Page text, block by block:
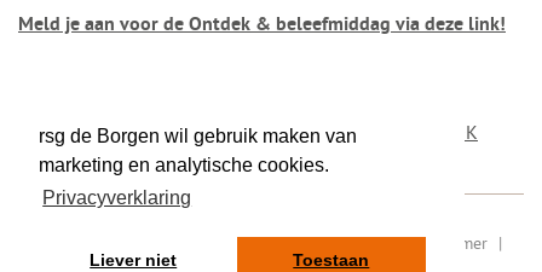
rsg de Borgen wil gebruik maken van
marketing en analytische cookies.
Privacyverklaring
Liever niet Toestaan
Meld je aan voor de Ontdek & beleefmiddag via deze link!
DEEL DIT BERICHT OP TWITTER OP FACEBOOK
RSIN/ fiscaal nummer: 8077.87.000 | Sitemap | Disclaimer |